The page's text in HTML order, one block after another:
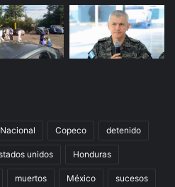
Copeco detenido
unidos Honduras
muertos México sucesos